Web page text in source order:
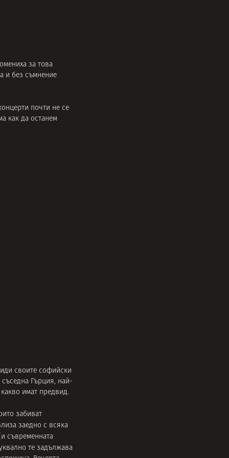
за това
и без съмнение
почти не се
как да останем
своите софийски
Гърция, най-
имат предвид.
забиват
заедно с всяка
съвременната
те задължава